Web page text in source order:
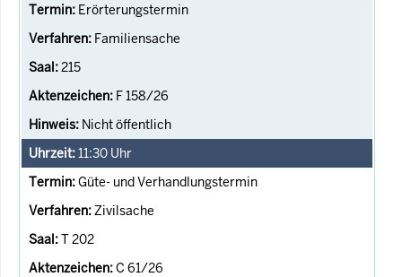
Erörterungstermin
Familiensache
215
F 158/26
Nicht öffentlich
11:30 Uhr
Güte- und Verhandlungstermin
Zivilsache
T 202
C 61/26